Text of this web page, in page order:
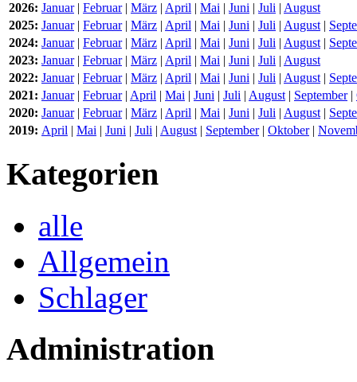
2026: Januar| Februar| März | April | Mai | Juni | Juli | August
2025: Januar| Februar| März | April | Mai | Juni | Juli | August|
2024: Januar| Februar| März | April | Mai | Juni | Juli | August|
2023: Januar| Februar| März | April | Mai | Juni | Juli | August
2022: Januar| Februar| März | April | Mai | Juni | Juli | August|
2021: Januar| Februar| April | Mai | Juni | Juli | August| September|
2020: Januar| Februar| März | April | Mai | Juni | Juli | August|
2019: April | Mai | Juni | Juli | August| September| Oktober|
Kategorien
alle
Allgemein
Schlager
Administration